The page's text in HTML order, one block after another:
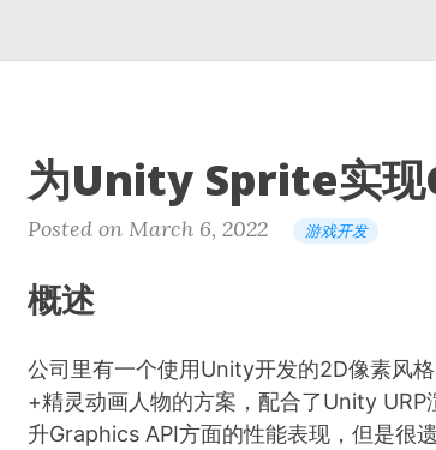
为Unity Sprite实
Posted on March 6, 2022 游戏开发
概述
公司里有一个使用Unity开发的2D像素风
+精灵动画人物的方案，配合了Unity
升Graphics API方面的性能表现，但是